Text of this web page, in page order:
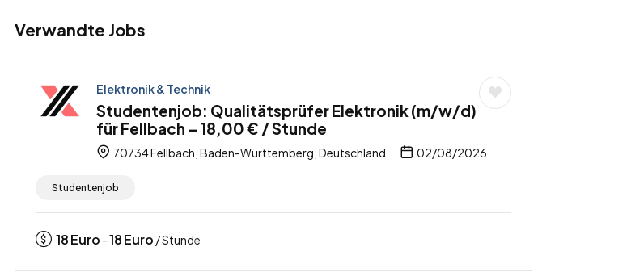
Verwandte Jobs
Elektronik & Technik
Studentenjob: Qualitätsprüfer Elektronik (m/w/d)
für Fellbach – 18,00 € / Stunde
70734 Fellbach, Baden-Württemberg, Deutschland 02/08/2026
Studentenjob
18Euro -18Euro / Stunde